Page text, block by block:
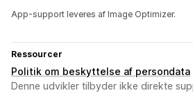
App-support leveres af Image Optimizer.
Ressourcer
Politik om beskyttelse af persondata
Denne udvikler tilbyder ikke direkte